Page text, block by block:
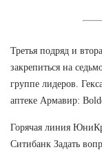
Третья подряд и
закрепиться на
группе лидеров.
аптеке Армавир:
Горячая линия
Ситибанк Задать